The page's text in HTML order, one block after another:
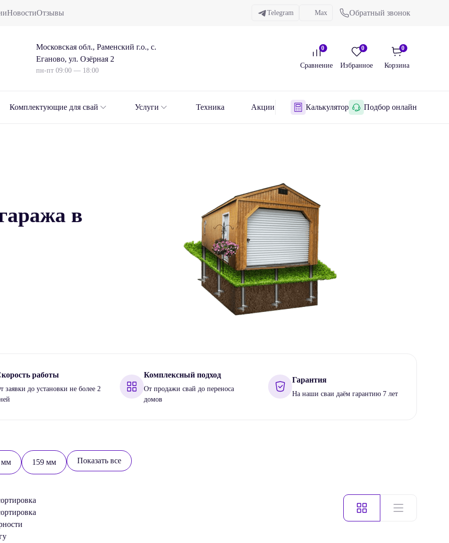
НовостиОтзывы Telegram Max Обратный звонок
Московская обл., Раменский г.о., с.
Еганово, ул. Озёрная 2
пн-пт 09:00 — 18:00
0
Сравнение
0
Избранное
0
Корзина
Комплектующие для свай Услуги Техника Акции Калькулятор Подбор онлайн
в
работы
заявки до установки не более 2
Комплексный подход
От продажи свай до переноса
домов
Гарантия
На наши сваи даём гарантию 7 лет
мм 159 мм Показать все